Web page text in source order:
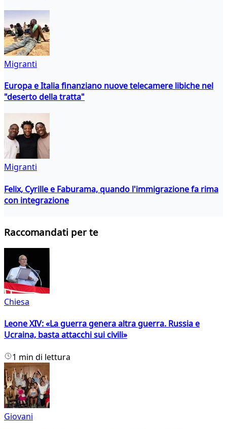
Migranti
Europa e Italia finanziano nuove telecamere libiche nel
"deserto della tratta"
Migranti
Felix, Cyrille e Faburama, quando l'immigrazione fa rima
con integrazione
Raccomandati per te
Chiesa
Leone XIV: «La guerra genera altra guerra. Russia e
Ucraina, basta attacchi sui civili»
1 min di lettura
Giovani